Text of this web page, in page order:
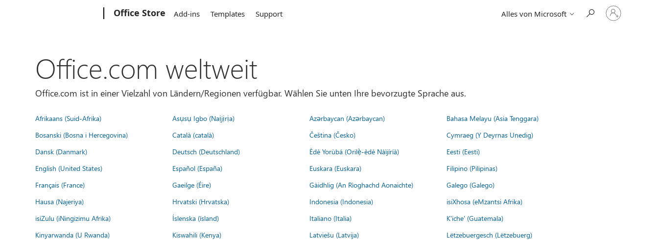
Office Store Add-ins Templates Support Alles von Microsoft
Bei
Ihrem
Konto
Office.com weltweit
Office.com ist in einer Vielzahl von Ländern/Regionen verfügbar. Wählen Sie unten Ihre bevorzugte Sprache aus.
Afrikaans (Suid-Afrika) Asụsụ Igbo (Naịjịrịa) Azərbaycan (Azərbaycan)
Bahasa Melayu (Asia Tenggara)
Bosanski (Bosna i Hercegovina)
Català (català) Čeština (Česko)
Cymraeg (Y Deyrnas Unedig)
Dansk (Danmark)
Deutsch (Deutschland) Èdè Yorùbá (Orilẹ̀-èdè Nàìjíríà)
Eesti (Eesti)
English (United States)
Español (España) Euskara (Euskara)
Filipino (Pilipinas)
Français (France)
Gaeilge (Éire) Gàidhlig (An Rìoghachd Aonaichte)
Galego (Galego)
Hausa (Najeriya)
Hrvatski (Hrvatska) Indonesia (Indonesia)
isiXhosa (eMzantsi Afrika)
isiZulu (iNingizimu Afrika)
Íslenska (ísland) Italiano (Italia)
K'iche' (Guatemala)
Kinyarwanda (U Rwanda)
Kiswahili (Kenya) Latviešu (Latvija)
Lëtzebuergesch (Lëtzebuerg)